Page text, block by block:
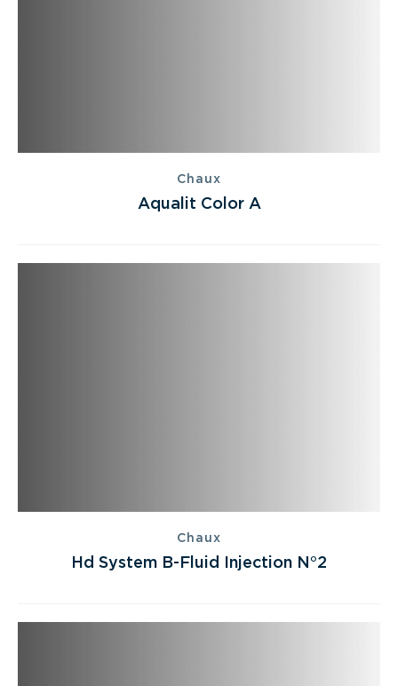
Chaux
Aqualit Color A
Chaux
Hd System B-Fluid Injection N°2